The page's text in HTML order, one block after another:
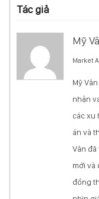
Tác giả
Mỹ
Market
Mỹ
nhận
các xu
án và
Vân
mới và
đồng